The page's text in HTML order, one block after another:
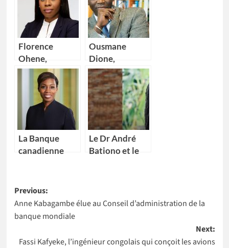
Florence
Ohene,
nouvelle
Directrice
générale d’IBM
Ghana
Ousmane
Dione,
nouveau
Directeur pays
de la Banque
mondiale pour
4 pays Africains
La Banque
canadienne
(CIBC) nomme
Kikelomo
Lawal comme
Vice-
présidente
Le Dr André
Bationo et le
l’Africa Food
Post
navigation
Previous:
Anne Kabagambe élue au Conseil d’administration de la
banque mondiale
Next:
Fassi Kafyeke, l’ingénieur congolais qui conçoit les avions